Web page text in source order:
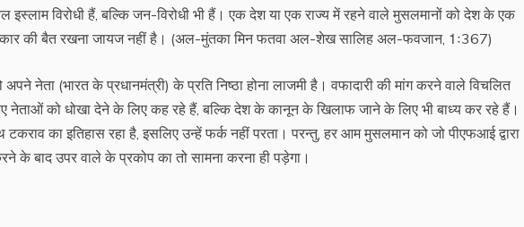
इस्लाम विरोधी हैं, बल्कि जन-विरोधी भी हैं। एक देश या एक राज्य में रहने वाले मुसलमानों को देश के एक
की बैत रखना जायज नहीं है। (अल-मुंतका मिन फतवा अल-शेख सालिह अल-फवजान, 1ः367)
नेता (भारत के प्रधानमंत्री) के प्रति निष्ठा होना लाजमी है। वफादारी की मांग करने वाले विचलित
को धोखा देने के लिए कह रहे हैं, बल्कि देश के कानून के खिलाफ जाने के लिए भी बाध्य कर रहे हैं।
का इतिहास रहा है, इसलिए उन्हें फर्क नहीं परता। परन्तु, हर आम मुसलमान को जो पीएफआई द्वारा
के बाद उपर वाले के प्रकोप का तो सामना करना ही पड़ेगा।